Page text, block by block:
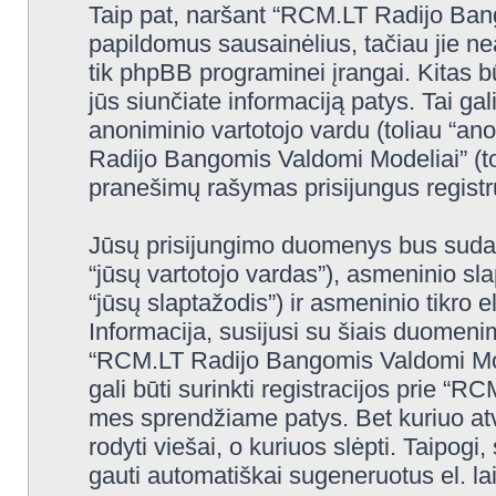
Taip pat, naršant “RCM.LT Radijo
papildomus sausainėlius, tačiau jie
tik phpBB programinei įrangai. Kitas
jūs siunčiate informaciją patys. Tai
anoniminio vartotojo vardu (toliau
Radijo Bangomis Valdomi Modeliai”
pranešimų rašymas prisijungus
Jūsų prisijungimo duomenys bus
“jūsų vartotojo vardas”), asmeninio
“jūsų slaptažodis”) ir asmeninio tikro
Informacija, susijusi su šiais
“RCM.LT Radijo Bangomis Valdomi
gali būti surinkti registracijos prie
mes sprendžiame patys. Bet kuriuo
rodyti viešai, o kuriuos slėpti.
gauti automatiškai sugeneruotus el.